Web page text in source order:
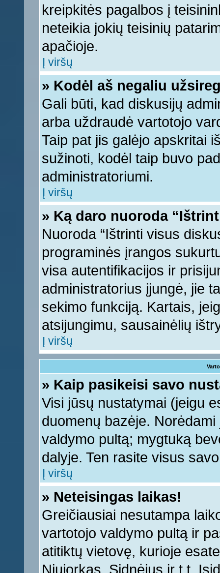
kreipkitės pagalbos į
neteikia jokių teisinių
apačioje.
Į viršų
» Kodėl aš negaliu
Gali būti, kad diskusijų
arba uždraudė vartotojo
Taip pat jis galėjo apskritai
sužinoti, kodėl taip buvo
administratoriumi.
Į viršų
» Ką daro nuoroda
Nuoroda “Ištrinti visus
programinės įrangos
visa autentifikacijos ir
administratorius įjungė, jie
sekimo funkciją. Kartais,
atsijungimu, sausainėlių
Į viršų
» Kaip pasikeisi savo
Visi jūsų nustatymai (jeigu
duomenų bazėje.
valdymo pultą; mygtuką
dalyje. Ten rasite visus
Į viršų
» Neteisingas laikas!
Greičiausiai nesutampa
vartotojo valdymo pultą ir
atitiktų vietovę, kurioje
Niujorkas, Sidnėjus ir t.t.